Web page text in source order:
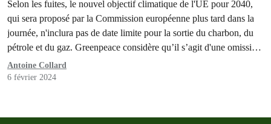
Selon les fuites, le nouvel objectif climatique de l'UE pour 2040,
qui sera proposé par la Commission européenne plus tard dans la
journée, n'inclura pas de date limite pour la sortie du charbon, du
pétrole et du gaz. Greenpeace considère qu’il s’agit d'une omission
majeure. La combustion de combustibles fossiles pour produire de
l'énergie représente…
Antoine Collard
6 février 2024